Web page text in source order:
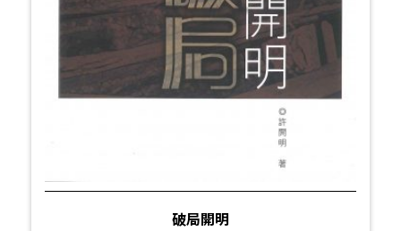
破局開明